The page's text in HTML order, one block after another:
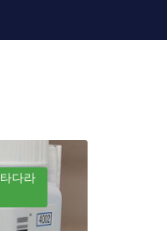
타다라